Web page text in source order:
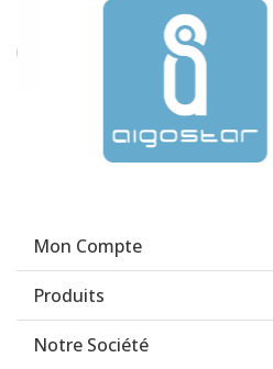
Mon Compte
Produits
Notre Société